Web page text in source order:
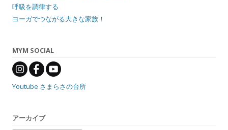
呼吸を調律する
ヨーガでつながる大きな家族！
MYM SOCIAL
Youtube さまらさの台所
アーカイブ